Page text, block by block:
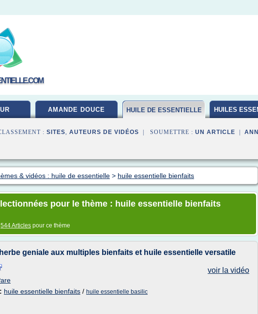
AMANDE DOUCE HUILE DE ESSENTIELLE HUILES
: SITES, AUTEURS DE VIDÉOS | SOUMETTRE : UN ARTICLE
& vidéos : huile de essentielle > huile essentielle bienfaits
pour le thème : huile essentielle bienfaits
544 Articles pour ce thème
geniale aux multiples bienfaits et huile essentielle versatile
voir la vidéo
huile essentielle bienfaits / huile essentielle basilic